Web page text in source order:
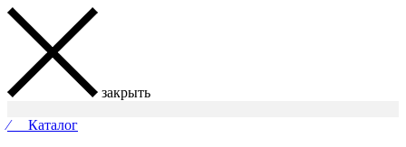
закрыть
⁄ Каталог